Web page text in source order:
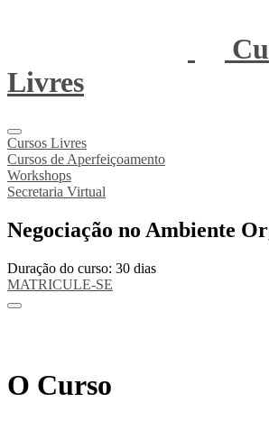
Livres
Cursos Livres
Cursos de Aperfeiçoamento
Workshops
Secretaria Virtual
Negociação no Ambiente
Duração do curso: 30 dias
MATRICULE-SE
O Curso